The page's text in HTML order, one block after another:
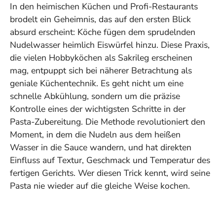
In den heimischen Küchen und Profi-Restaurants
brodelt ein Geheimnis, das auf den ersten Blick
absurd erscheint: Köche fügen dem sprudelnden
Nudelwasser heimlich Eiswürfel hinzu. Diese Praxis,
die vielen Hobbyköchen als Sakrileg erscheinen
mag, entpuppt sich bei näherer Betrachtung als
geniale Küchentechnik. Es geht nicht um eine
schnelle Abkühlung, sondern um die präzise
Kontrolle eines der wichtigsten Schritte in der
Pasta-Zubereitung. Die Methode revolutioniert den
Moment, in dem die Nudeln aus dem heißen
Wasser in die Sauce wandern, und hat direkten
Einfluss auf Textur, Geschmack und Temperatur des
fertigen Gerichts. Wer diesen Trick kennt, wird seine
Pasta nie wieder auf die gleiche Weise kochen.